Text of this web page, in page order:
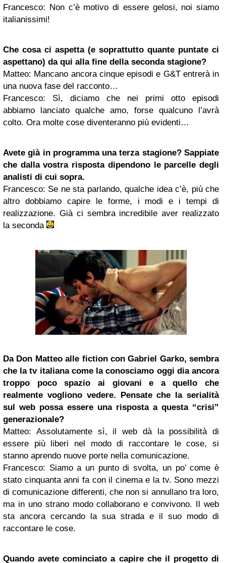
Francesco: Non c’è motivo di essere gelosi, noi siamo
italianissimi!
Che cosa ci aspetta (e soprattutto quante puntate ci
aspettano) da qui alla fine della seconda stagione?
Matteo: Mancano ancora cinque episodi e G&T entrerà in
una nuova fase del racconto…
Francesco: Sì, diciamo che nei primi otto episodi
abbiamo lanciato qualche amo, forse qualcuno l’avrà
colto. Ora molte cose diventeranno più evidenti…
Avete già in programma una terza stagione? Sappiate
che dalla vostra risposta dipendono le parcelle degli
analisti di cui sopra.
Francesco: Se ne sta parlando, qualche idea c’è, più che
altro dobbiamo capire le forme, i modi e i tempi di
realizzazione. Già ci sembra incredibile aver realizzato
la seconda
Da Don Matteoalle fiction con Gabriel Garko, sembra
che la tv italiana come la conosciamo oggi dia ancora
troppo poco spazio ai giovani e a quello che
realmente vogliono vedere. Pensate che la serialità
sul web possa essere una risposta a questa “crisi”
generazionale?
Matteo: Assolutamente sì, il web dà la possibilità di
essere più liberi nel modo di raccontare le cose, si
stanno aprendo nuove porte nella comunicazione.
Francesco: Siamo a un punto di svolta, un po’ come è
stato cinquanta anni fa con il cinema e la tv. Sono mezzi
di comunicazione differenti, che non si annullano tra loro,
ma in uno strano modo collaborano e convivono. Il web
sta ancora cercando la sua strada e il suo modo di
raccontare le cose.
Quando avete cominciato a capire che il progetto di